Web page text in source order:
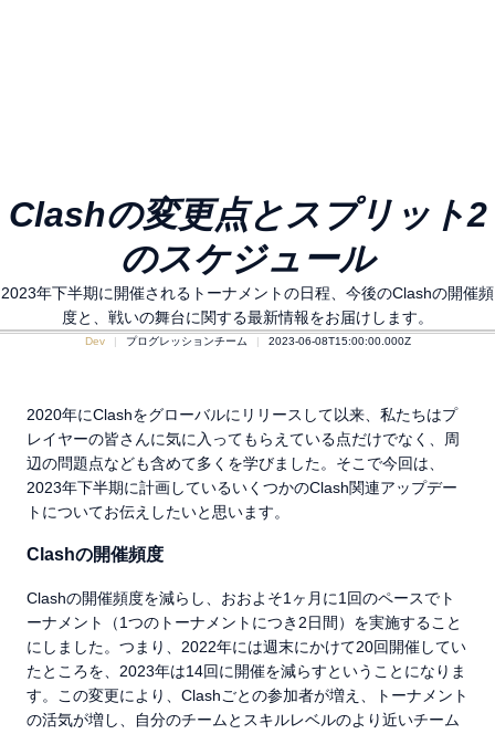
Clashの変更点とスプリット2
のスケジュール
2023年下半期に開催されるトーナメントの日程、今後のClashの開催頻
度と、戦いの舞台に関する最新情報をお届けします。
Dev プログレッションチーム 2023-06-08T15:00:00.000Z
2020年にClashをグローバルにリリースして以来、私たちはプ
レイヤーの皆さんに気に入ってもらえている点だけでなく、周
辺の問題点なども含めて多くを学びました。そこで今回は、
2023年下半期に計画しているいくつかのClash関連アップデー
トについてお伝えしたいと思います。
Clashの開催頻度
Clashの開催頻度を減らし、おおよそ1ヶ月に1回のペースでト
ーナメント（1つのトーナメントにつき2日間）を実施すること
にしました。つまり、2022年には週末にかけて20回開催してい
たところを、2023年は14回に開催を減らすということになりま
す。この変更により、Clashごとの参加者が増え、トーナメント
の活気が増し、自分のチームとスキルレベルのより近いチーム